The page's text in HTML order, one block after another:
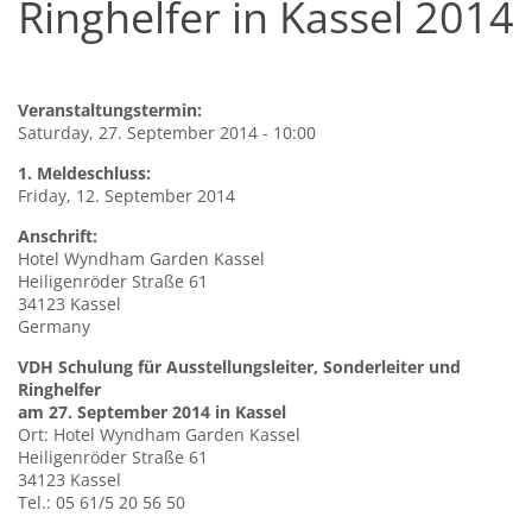
Ringhelfer in Kassel 2014
Veranstaltungstermin:
Saturday, 27. September 2014 - 10:00
1. Meldeschluss:
Friday, 12. September 2014
Anschrift:
Hotel Wyndham Garden Kassel
Heiligenröder Straße 61
34123 Kassel
Germany
VDH Schulung für Ausstellungsleiter, Sonderleiter und
Ringhelfer
am 27. September 2014 in Kassel
Ort: Hotel Wyndham Garden Kassel
Heiligenröder Straße 61
34123 Kassel
Tel.: 05 61/5 20 56 50